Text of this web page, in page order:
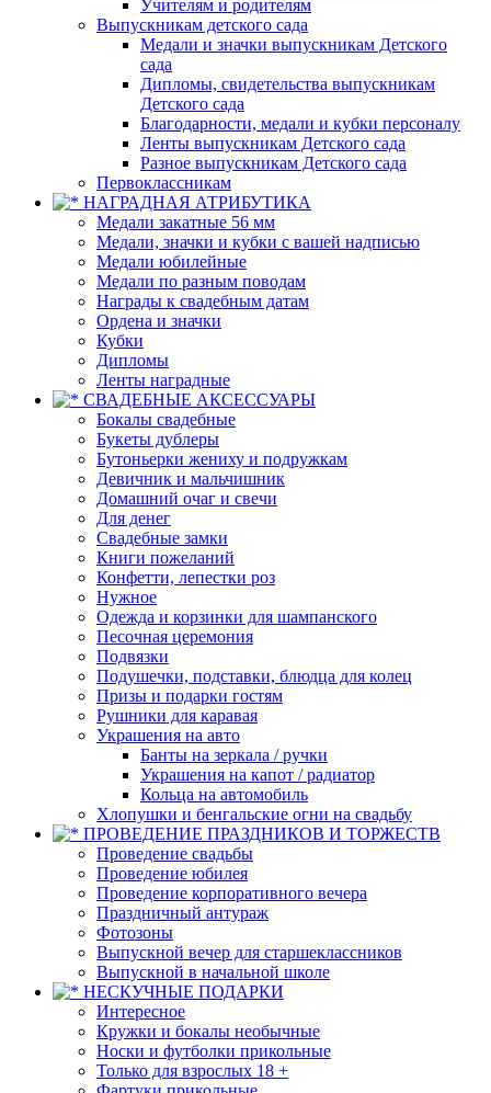
Учителям и родителям
Выпускникам детского сада
Медали и значки выпускникам Детского
сада
Дипломы, свидетельства выпускникам
Детского сада
Благодарности, медали и кубки персоналу
Ленты выпускникам Детского сада
Разное выпускникам Детского сада
Первоклассникам
НАГРАДНАЯ АТРИБУТИКА
Медали закатные 56 мм
Медали, значки и кубки с вашей надписью
Медали юбилейные
Медали по разным поводам
Награды к свадебным датам
Ордена и значки
Кубки
Дипломы
Ленты наградные
СВАДЕБНЫЕ АКСЕССУАРЫ
Бокалы свадебные
Букеты дублеры
Бутоньерки жениху и подружкам
Девичник и мальчишник
Домашний очаг и свечи
Для денег
Свадебные замки
Книги пожеланий
Конфетти, лепестки роз
Нужное
Одежда и корзинки для шампанского
Песочная церемония
Подвязки
Подушечки, подставки, блюдца для колец
Призы и подарки гостям
Рушники для каравая
Украшения на авто
Банты на зеркала / ручки
Украшения на капот / радиатор
Кольца на автомобиль
Хлопушки и бенгальские огни на свадьбу
ПРОВЕДЕНИЕ ПРАЗДНИКОВ И ТОРЖЕСТВ
Проведение свадьбы
Проведение юбилея
Проведение корпоративного вечера
Праздничный антураж
Фотозоны
Выпускной вечер для старшеклассников
Выпускной в начальной школе
НЕСКУЧНЫЕ ПОДАРКИ
Интересное
Кружки и бокалы необычные
Носки и футболки прикольные
Только для взрослых 18 +